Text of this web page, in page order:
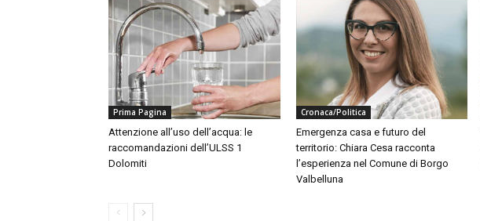
Prima Pagina
Attenzione all’uso dell’acqua: le
raccomandazioni dell’ULSS 1
Dolomiti
Cronaca/Politica
Emergenza casa e futuro del
territorio: Chiara Cesa racconta
l’esperienza nel Comune di Borgo
Valbelluna